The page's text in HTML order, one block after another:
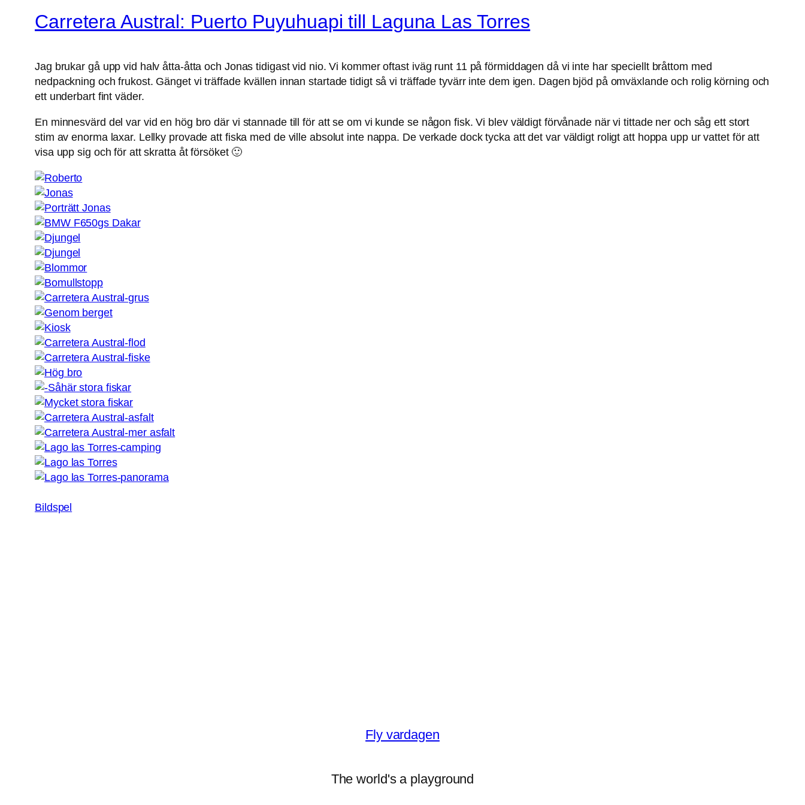
Carretera Austral: Puerto Puyuhuapi till Laguna Las Torres
Jag brukar gå upp vid halv åtta-åtta och Jonas tidigast vid nio. Vi kommer oftast iväg runt 11 på förmiddagen då vi inte har speciellt bråttom med
nedpackning och frukost. Gänget vi träffade kvällen innan startade tidigt så vi träffade tyvärr inte dem igen. Dagen bjöd på omväxlande och rolig körning och
ett underbart fint väder.
En minnesvärd del var vid en hög bro där vi stannade till för att se om vi kunde se någon fisk. Vi blev väldigt förvånade när vi tittade ner och såg ett stort
stim av enorma laxar. Lellky provade att fiska med de ville absolut inte nappa. De verkade dock tycka att det var väldigt roligt att hoppa upp ur vattet för att
visa upp sig och för att skratta åt försöket 🙂
Bildspel
Fly vardagen
The world's a playground